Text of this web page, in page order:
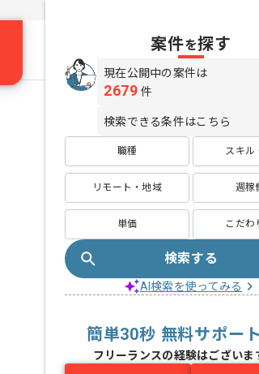
案件を探す
現在公開中の案件は
2679 件
検索できる条件はこちら
職種 スキル
リモート・地域 週稼
単価 こだわ
検索する
AI検索を使ってみる
簡単30秒 無料サポー
フリーランスの経験はございま